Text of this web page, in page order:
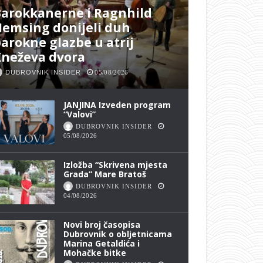
i Ragnhild
donijeli duh
glazbe u atrij
dvora
DUBROVNIK INSIDER 05/08/2026
JANJINA Izveden program
“Valovi”
DUBROVNIK INSIDER
05/08/2026
Izložba “Skrivena mjesta
Grada” Mare Bratoš
DUBROVNIK INSIDER
04/08/2026
Novi broj časopisa
Dubrovnik o obljetnicama
Marina Getaldića i
Mohačke bitke